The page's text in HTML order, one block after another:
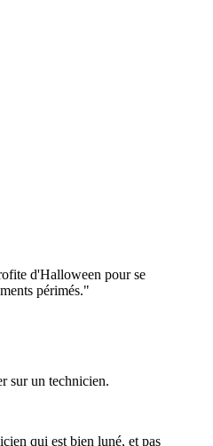
d'Halloween pour se
périmés."
sur un technicien.
qui est bien luné, et pas